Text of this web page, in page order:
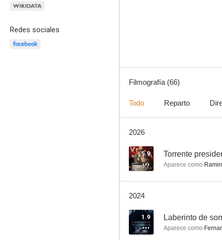
Redes sociales
Filmografía (66)
Todo Reparto
2026
5.9 Torrente
Aparece como
2024
1.9 Laberinto de
Aparece como